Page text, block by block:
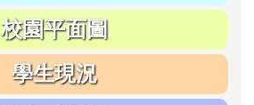
校園平面圖
學生現況